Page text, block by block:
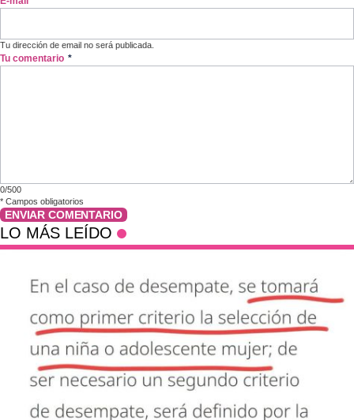
Tu dirección de email no será publicada.
Tu comentario *
0/500
* Campos obligatorios
ENVIAR COMENTARIO
LO MÁS LEÍDO